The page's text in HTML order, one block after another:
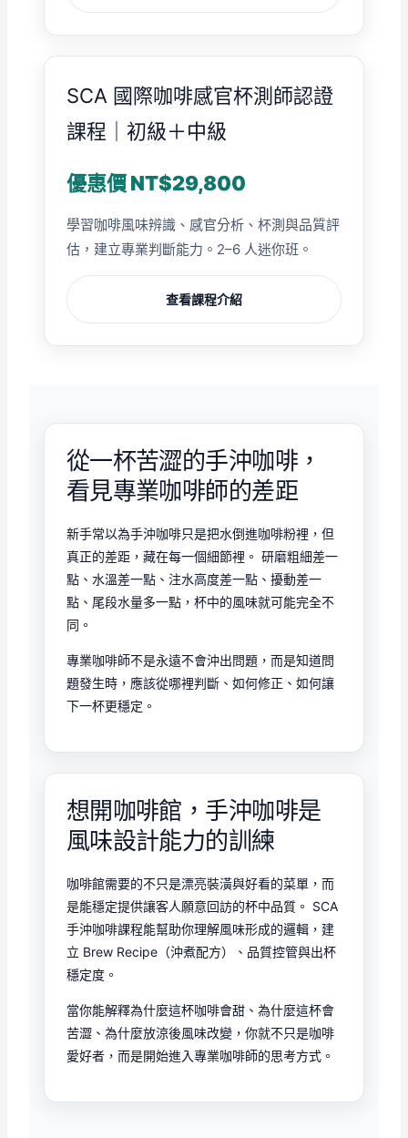
SCA 國際咖啡感官杯測師認證
課程｜初級＋中級
優惠價 NT$29,800
學習咖啡風味辨識、感官分析、杯測與品質評
估，建立專業判斷能力。2–6 人迷你班。
查看課程介紹
從一杯苦澀的手沖咖啡，
看見專業咖啡師的差距
新手常以為手沖咖啡只是把水倒進咖啡粉裡，但
真正的差距，藏在每一個細節裡。 研磨粗細差一
點、水溫差一點、注水高度差一點、擾動差一
點、尾段水量多一點，杯中的風味就可能完全不
同。
專業咖啡師不是永遠不會沖出問題，而是知道問
題發生時，應該從哪裡判斷、如何修正、如何讓
下一杯更穩定。
想開咖啡館，手沖咖啡是
風味設計能力的訓練
咖啡館需要的不只是漂亮裝潢與好看的菜單，而
是能穩定提供讓客人願意回訪的杯中品質。 SCA
手沖咖啡課程能幫助你理解風味形成的邏輯，建
立 Brew Recipe（沖煮配方）、品質控管與出杯
穩定度。
當你能解釋為什麼這杯咖啡會甜、為什麼這杯會
苦澀、為什麼放涼後風味改變，你就不只是咖啡
愛好者，而是開始進入專業咖啡師的思考方式。